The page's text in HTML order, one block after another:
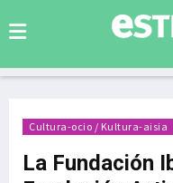
Cultura-ocio / Kultura-aisia
La Fundación